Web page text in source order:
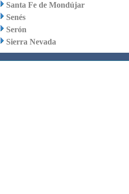
Santa Fe de Mondújar
Senés
Serón
Sierra Nevada